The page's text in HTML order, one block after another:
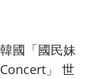
韓國「國民妹
」 世